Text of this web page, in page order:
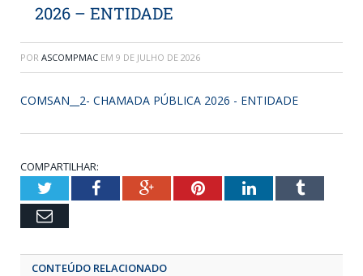
2026 – ENTIDADE
POR ASCOMPMAC EM 9 DE JULHO DE 2026
COMSAN__2- CHAMADA PÚBLICA 2026 - ENTIDADE
COMPARTILHAR:
TwitterFacebookGoogle+Pinterest
LinkedIn
Email
CONTEÚDO RELACIONADO